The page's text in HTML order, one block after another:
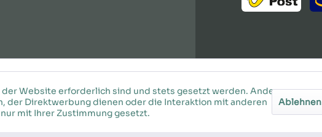
Website erforderlich sind und stets gesetzt werden. Andere
der Direktwerbung dienen oder die Interaktion mit anderen
mit Ihrer Zustimmung gesetzt.
Ablehnen